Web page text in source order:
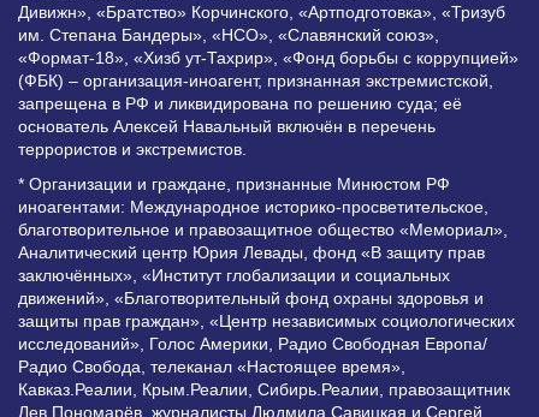
Дивижн», «Братство» Корчинского, «Артподготовка», «Тризуб
им. Степана Бандеры», «НСО», «Славянский союз»,
«Формат-18», «Хизб ут-Тахрир», «Фонд борьбы с коррупцией»
(ФБК) – организация-иноагент, признанная экстремистской,
запрещена в РФ и ликвидирована по решению суда; её
основатель Алексей Навальный включён в перечень
террористов и экстремистов.
* Организации и граждане, признанные Минюстом РФ
иноагентами: Международное историко-просветительское,
благотворительное и правозащитное общество «Мемориал»,
Аналитический центр Юрия Левады, фонд «В защиту прав
заключённых», «Институт глобализации и социальных
движений», «Благотворительный фонд охраны здоровья и
защиты прав граждан», «Центр независимых социологических
исследований», Голос Америки, Радио Свободная Европа/
Радио Свобода, телеканал «Настоящее время»,
Кавказ.Реалии, Крым.Реалии, Сибирь.Реалии, правозащитник
Лев Пономарёв, журналисты Людмила Савицкая и Сергей